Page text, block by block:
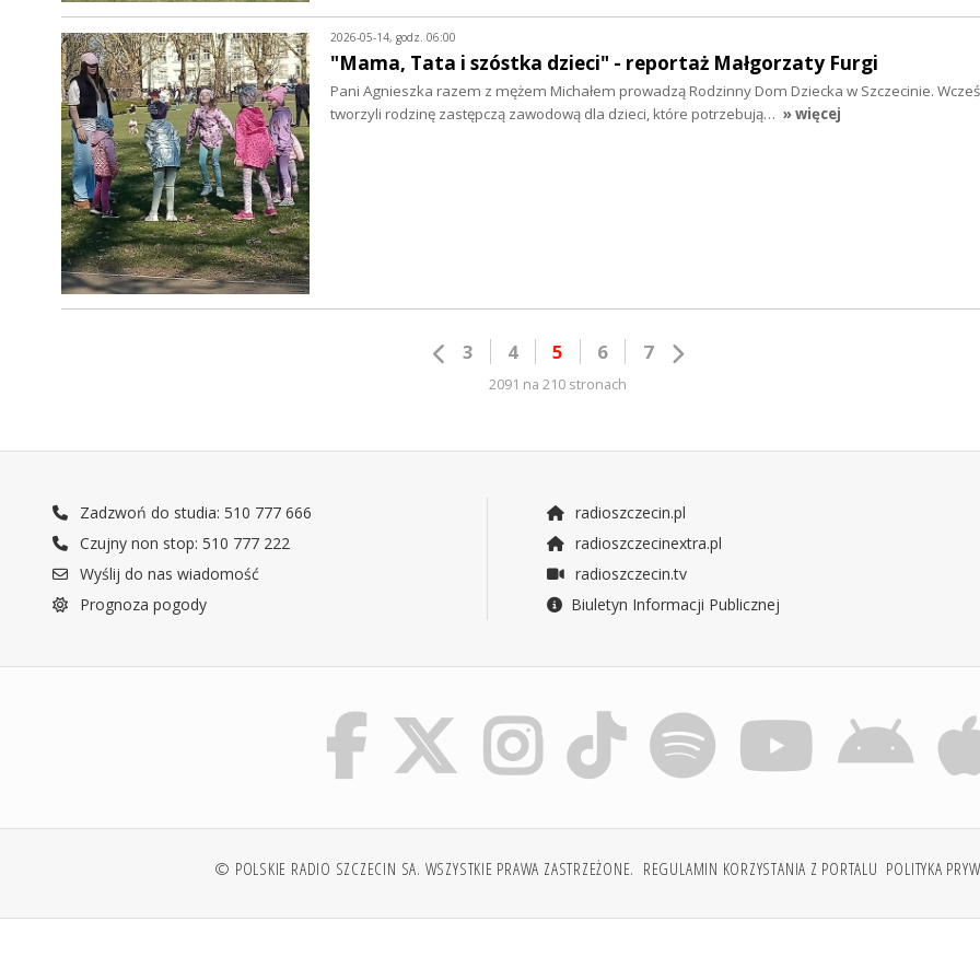
2026-05-14, godz. 06:00
"Mama, Tata i szóstka dzieci" - reportaż Małgorzaty Furgi
Pani Agnieszka razem z mężem Michałem prowadzą Rodzinny Dom Dziecka w Szczecinie.
tworzyli rodzinę zastępczą zawodową dla dzieci, które potrzebują… » więcej
3 4 5 6 7
2091 na 210 stronach
Zadzwoń do studia: 510 777 666
Czujny non stop: 510 777 222
Wyślij do nas wiadomość
Prognoza pogody
radioszczecin.pl
radioszczecinextra.pl
radioszczecin.tv
Biuletyn Informacji Publicznej
© POLSKIE RADIO SZCZECIN SA. WSZYSTKIE PRAWA ZASTRZEŻONE. REGULAMIN KORZYSTANIA Z PORTALU POLITYKA